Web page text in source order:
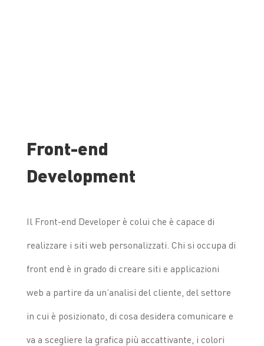
Front-end
Development
Il Front-end Developer è colui che è capace di
realizzare i siti web personalizzati. Chi si occupa di
front end è in grado di creare siti e applicazioni
web a partire da un’analisi del cliente, del settore
in cui è posizionato, di cosa desidera comunicare e
va a scegliere la grafica più accattivante, i colori